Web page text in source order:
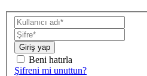
Giriş yap
Beni hatırla
Şifreni mi unuttun?